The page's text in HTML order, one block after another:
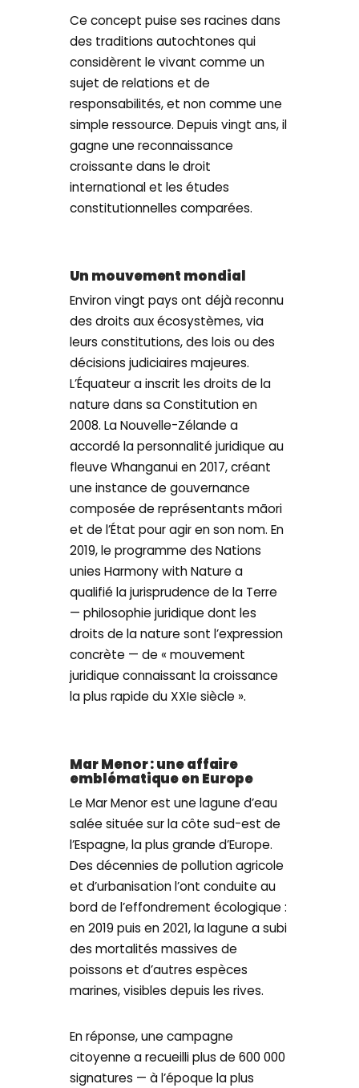
Ce concept puise ses racines dans
des traditions autochtones qui
considèrent le vivant comme un
sujet de relations et de
responsabilités, et non comme une
simple ressource. Depuis vingt ans, il
gagne une reconnaissance
croissante dans le droit
international et les études
constitutionnelles comparées.
Un mouvement mondial
Environ vingt pays ont déjà reconnu
des droits aux écosystèmes, via
leurs constitutions, des lois ou des
décisions judiciaires majeures.
L’Équateur a inscrit les droits de la
nature dans sa Constitution en
2008. La Nouvelle-Zélande a
accordé la personnalité juridique au
fleuve Whanganui en 2017, créant
une instance de gouvernance
composée de représentants māori
et de l’État pour agir en son nom. En
2019, le programme des Nations
unies Harmony with Nature a
qualifié la jurisprudence de la Terre
— philosophie juridique dont les
droits de la nature sont l’expression
concrète — de « mouvement
juridique connaissant la croissance
la plus rapide du XXIe siècle ».
Mar Menor : une affaire
emblématique en Europe
Le Mar Menor est une lagune d’eau
salée située sur la côte sud-est de
l’Espagne, la plus grande d’Europe.
Des décennies de pollution agricole
et d’urbanisation l’ont conduite au
bord de l’effondrement écologique :
en 2019 puis en 2021, la lagune a subi
des mortalités massives de
poissons et d’autres espèces
marines, visibles depuis les rives.
En réponse, une campagne
citoyenne a recueilli plus de 600 000
signatures — à l’époque la plus